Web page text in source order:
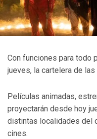
Con funciones para todo
jueves, la cartelera de
Películas animadas,
proyectarán desde hoy
distintas localidades del
cines.